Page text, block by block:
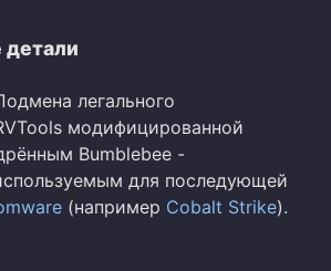
детали
легального
модифицированной
Bumblebee -
для последующей
(например Cobalt Strike).